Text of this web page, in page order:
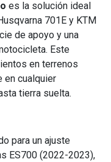
es la solución ideal
701E y KTM
de apoyo y una
Este
en terrenos
en cualquier
tierra suelta.
para un ajuste
ES700 (2022-2023),